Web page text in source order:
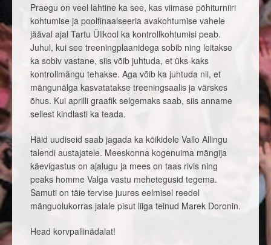
Praegu on veel lahtine ka see, kas viimase põhiturniiri
kohtumise ja poolfinaalseeria avakohtumise vahele
jääval ajal Tartu Ülikool ka kontrollkohtumisi peab.
Juhul, kui see treeningplaanidega sobib ning leitakse
ka sobiv vastane, siis võib juhtuda, et üks-kaks
kontrollmängu tehakse. Aga võib ka juhtuda nii, et
mängunälga kasvatatakse treeningsaalis ja värskes
õhus. Kui aprilli graafik selgemaks saab, siis anname
sellest kindlasti ka teada.
Häid uudiseid saab jagada ka kõikidele Vallo Allingu
talendi austajatele. Meeskonna kogenuima mängija
käevigastus on ajalugu ja mees on taas rivis ning
peaks homme Valga vastu mehetegusid tegema.
Samuti on täie tervise juures eelmisel reedel
mänguolukorras jalale pisut liiga teinud Marek Doronin.
Head korvpallinädalat!